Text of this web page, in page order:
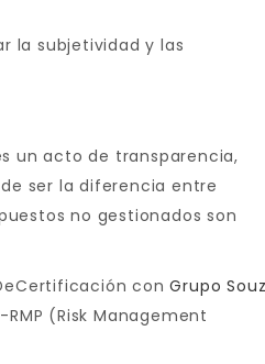
la subjetividad y las
un acto de transparencia,
ser la diferencia entre
no gestionados son
conGrupo
(Risk Management